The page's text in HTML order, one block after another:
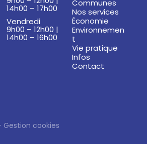
14h00 – 17h00
Vendredi
9h00 – 12h00 |
14h00 – 16h00
Communes
Nos services
Économie
Environnemen
t
Vie pratique
Infos
Contact
Gestion cookies